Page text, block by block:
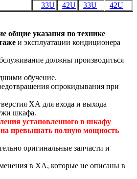
33U
42U 33U 42U
общие указания по технике
и эксплуатации кондиционера
должны производиться
обучение.
опрокидывания при
ХА для входа и выхода
шкафа.
установленного в шкафу
превышать полную мощность
оригинальные запчасти и
в ХА, которые не описаны в